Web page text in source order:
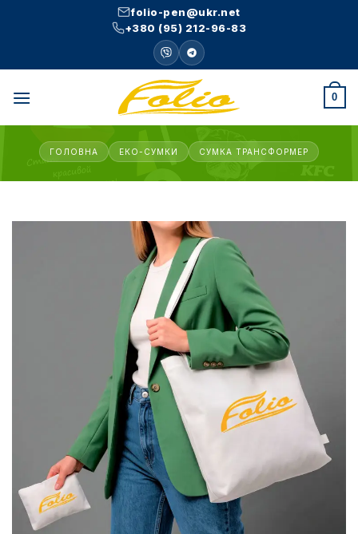
folio-pen@ukr.net
+380 (95) 212-96-83
0
ГОЛОВНА ЕКО-СУМКИ СУМКА ТРАНСФОРМЕР